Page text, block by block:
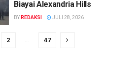
Biayai Alexandria Hills
BY REDAKSI JULI 28, 2026
2 … 47